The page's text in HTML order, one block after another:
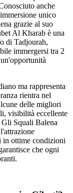
anche
unico
grazie al suo
Al Kharab è una
di Tadjourah,
immergersi tra 2
ma rappresenta
rientra nel
delle migliori
visibilità eccellente
Squali Balena
in ottime condizioni
che ogni